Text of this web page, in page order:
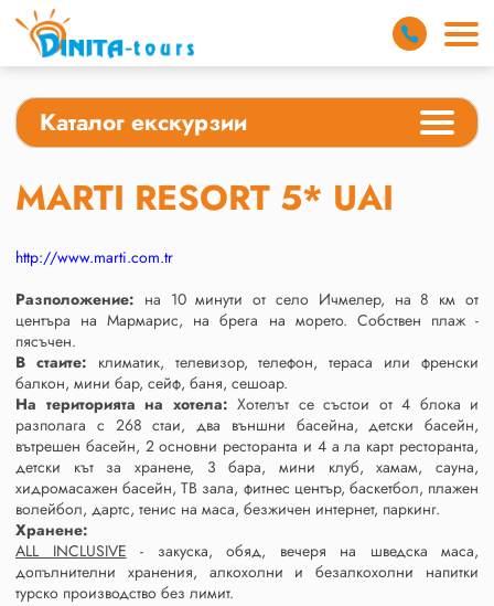
Каталог екскурзии
MARTI RESORT 5* UAI
http://www.marti.com.tr
Разположение: на 10 минути от село Ичмелер, на 8 км от
центъра на Мармарис, на брега на морето. Собствен плаж -
пясъчен.
В стаите: климатик, телевизор, телефон, тераса или френски
балкон, мини бар, сейф, баня, сешоар.
На територията на хотела: Хотелът се състои от 4 блока и
разполага с 268 стаи, два външни басейна, детски басейн,
вътрешен басейн, 2 основни ресторанта и 4 а ла карт ресторанта,
детски кът за храненe, 3 бара, мини клуб, хамам, сауна,
хидромасажен басейн, ТВ зала, фитнес център, баскетбол, плажен
волейбол, дартс, тенис на маса, безжичен интернет, паркинг.
Хранене:
ALL INCLUSIVE - закуска, обяд, вечеря на шведска маса,
допълнителни хранения, алкохолни и безалкохолни напитки
турско производство без лимит.